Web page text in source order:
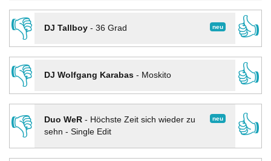
👎
neu
DJ Tallboy- 36 Grad
👍
👎
DJ Wolfgang Karabas- Moskito
👍
👎
neu
Duo WeR- Höchste Zeit sich wieder zu
sehn - Single Edit
👍